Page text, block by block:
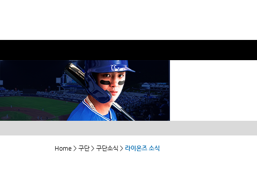
Home > 구단 > 구단소식 > 라이온즈 소식